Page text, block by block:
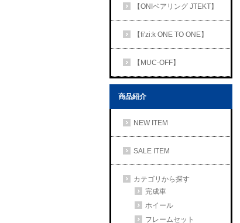
【ONIベアリング JTEKT】
【fi'zi:k ONE TO ONE】
【MUC-OFF】
商品紹介
NEW ITEM
SALE ITEM
カテゴリから探す
完成車
ホイール
フレームセット